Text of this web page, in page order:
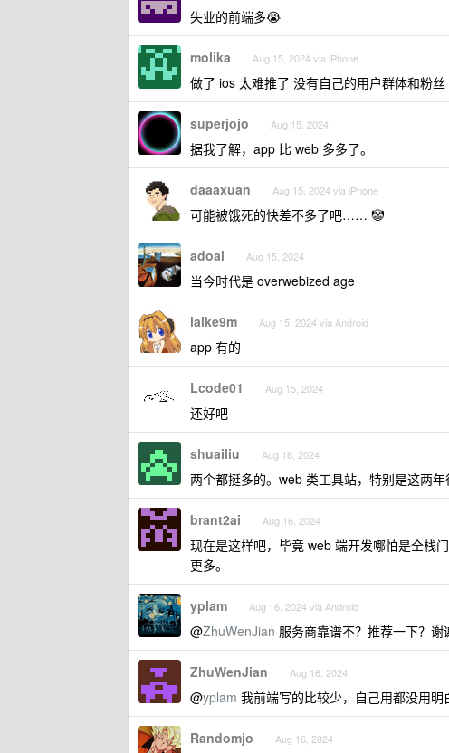
失业的前端多😭
molika Aug 15, 2024 via iPhone
做了 ios 太难推了 没有自己的用户群体和粉
superjojo Aug 15, 2024
据我了解，app 比 web 多多了。
daaaxuan Aug 15, 2024 via iPhone
可能被饿死的快差不多了吧…… 🤡
adoal Aug 15, 2024
当今时代是 overwebized age
laike9m Aug 15, 2024 via Android
app 有的
Lcode01 Aug 15, 2024
还好吧
shuailiu Aug 16, 2024
两个都挺多的。web 类工具站，特别是这两
brant2ai Aug 16, 2024
现在是这样吧，毕竟 web 端开发哪怕是全栈
更多。
yplam Aug 16, 2024 via Android
@ZhuWenJian 服务商靠谱不？推荐一下？谢
ZhuWenJian Aug 16, 2024
@yplam 我前端写的比较少，自己用都没用明
Randomjo Aug 16, 2024